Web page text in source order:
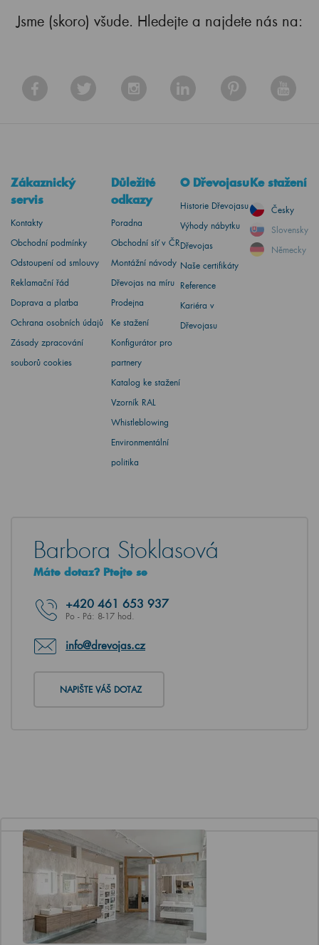
Jsme (skoro) všude. Hledejte a najdete nás na:
Zákaznický
servis
Kontakty
Obchodní podmínky
Odstoupení od smlouvy
Reklamační řád
Doprava a platba
Ochrana osobních údajů
Zásady zpracování
souborů cookies
Důležité
odkazy
Poradna
Obchodní síť v ČR
Montážní návody
Dřevojas na míru
Prodejna
Ke stažení
Konfigurátor pro
partnery
Katalog ke stažení
Vzorník RAL
Whistleblowing
Environmentální
politika
O Dřevojasu
Historie Dřevojasu
Výhody nábytku
Dřevojas
Naše certifikáty
Reference
Kariéra v
Dřevojasu
Ke stažení
Česky
Slovensky
Německy
Barbora Stoklasová
Máte dotaz? Ptejte se
+420 461 653 937
Po - Pá: 8-17 hod.
info@drevojas.cz
NAPIŠTE VÁŠ DOTAZ